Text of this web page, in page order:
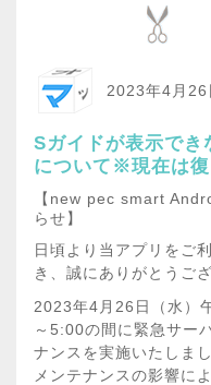
2023年4月26
Sガイドが表示でき
について※現在は復
【new pec smart
らせ】
日頃より当アプリをご
き、誠にありがとうご
2023年4月26日（水）
～5:00の間に緊急サー
ナンスを実施いたしまし
メンテナンスの影響に